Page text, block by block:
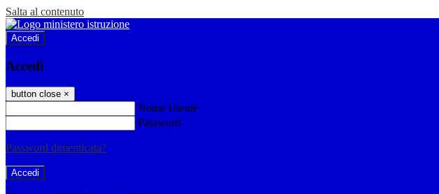
Salta al contenuto
Accedi
Accedi
button close ×
Nome Utente
Password
Password dimenticata?
-